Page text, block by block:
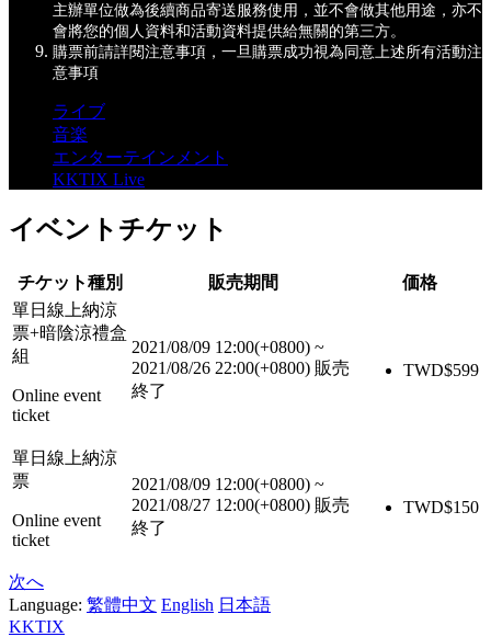
主辦單位做為後續商品寄送服務使用，並不會做其他用途，亦不
會將您的個人資料和活動資料提供給無關的第三方。
購票前請詳閱注意事項，一旦購票成功視為同意上述所有活動注
意事項
ライブ
音楽
エンターテインメント
KKTIX Live
イベントチケット
チケット種別 販売期間
価格
單日線上納涼
票+暗陰涼禮盒
組
Online event
ticket
2021/08/09 12:00(+0800) ~
2021/08/26 22:00(+0800) 販売
終了
TWD$599
單日線上納涼
票
Online event
ticket
2021/08/09 12:00(+0800) ~
2021/08/27 12:00(+0800) 販売
終了
TWD$150
次へ
Language: 繁體中文 English 日本語
KKTIX